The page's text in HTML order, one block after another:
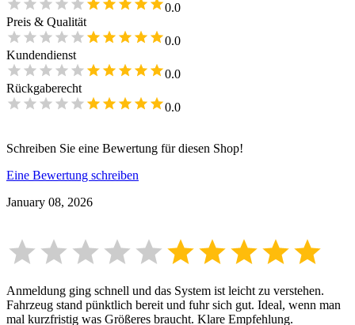
0.0
Preis & Qualität
0.0
Kundendienst
0.0
Rückgaberecht
0.0
Schreiben Sie eine Bewertung für diesen Shop!
Eine Bewertung schreiben
January 08, 2026
Anmeldung ging schnell und das System ist leicht zu verstehen.
Fahrzeug stand pünktlich bereit und fuhr sich gut. Ideal, wenn man
mal kurzfristig was Größeres braucht. Klare Empfehlung.